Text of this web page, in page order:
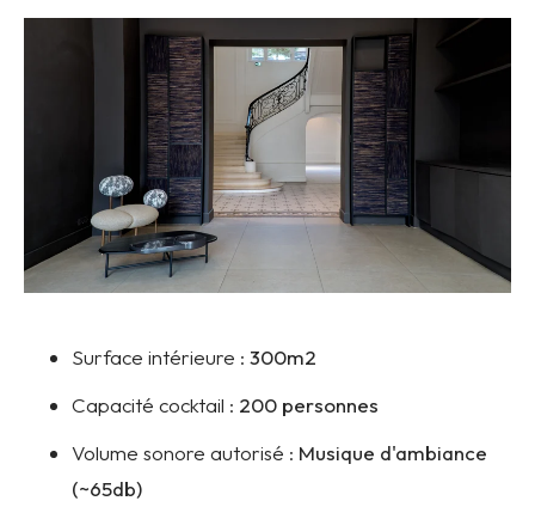
Surface intérieure : 300m2
Capacité cocktail : 200 personnes
Volume sonore autorisé : Musique d'ambiance
(~65db)